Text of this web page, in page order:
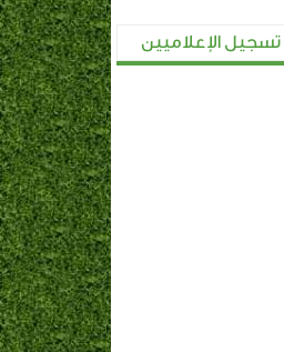
تسجيل الإعلاميين